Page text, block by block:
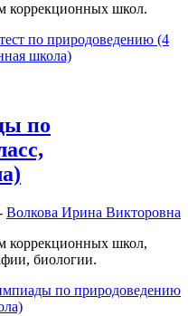
коррекционных школ.
по природоведению (4
школа)
по
Волкова Ирина Викторовна
коррекционных школ,
биологии.
по природоведению